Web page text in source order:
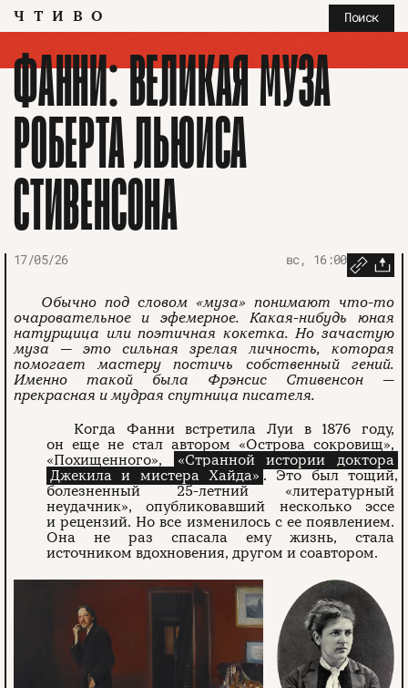
ЧТИВО Поиск
ФАННИ: ВЕЛИКАЯ МУЗА
РОБЕРТА ЛЬЮИСА
СТИВЕНСОНА
17/05/26 вс, 16:00
Обычно под словом «муза» понимают что-то
очаровательное и эфемерное. Какая-нибудь юная
натурщица или поэтичная кокетка. Но зачастую
муза — это сильная зрелая личность, которая
помогает мастеру постичь собственный гений.
Именно такой была Фрэнсис Стивенсон —
прекрасная и мудрая спутница писателя.
Когда Фанни встретила Луи в 1876 году,
он еще не стал автором «Острова сокровищ»,
«Похищенного»,
«Странной истории доктора
Джекила и мистера Хайда» . Это был тощий,
болезненный 25-летний «литературный
неудачник», опубликовавший несколько эссе
и рецензий. Но все изменилось с ее появлением.
Она не раз спасала ему жизнь, стала
источником вдохновения, другом и соавтором.